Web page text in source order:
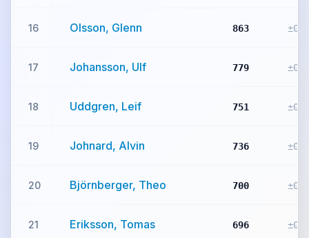
16 Olsson, Glenn 863 ±0
17 Johansson, Ulf 779 ±0
18 Uddgren, Leif 751 ±0
19 Johnard, Alvin 736 ±0
20 Björnberger, Theo 700 ±0
21 Eriksson, Tomas 696 ±0